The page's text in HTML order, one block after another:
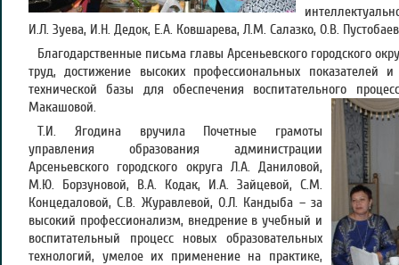
И.Л. Зуева, И.Н. Дедок, Е.А. Ковшарева, Л.М. Салазко, О.В.
Благодарственные письма главы Арсеньевского городского
труд, достижение высоких профессиональных показателей
технической базы для обеспечения воспитательного
Макашовой.
Т.И. Ягодина вручила Почетные грамоты
управления образования администрации
Арсеньевского городского округа Л.А. Даниловой,
М.Ю. Борзуновой, В.А. Кодак, И.А. Зайцевой, С.М.
Концедаловой, С.В. Журавлевой, О.Л. Кандыба – за
высокий профессионализм, внедрение в учебный и
воспитательный процесс новых образовательных
технологий, умелое их применение на практике,